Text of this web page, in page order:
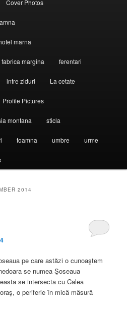
Cover Photos
marna
fabrica margina ferentari
intre ziduri La cetate
Profile Pictures
montana sticla
toamna umbre urme
2014
pe care astăzi o cunoaştem
se numea Şoseaua
se intersecta cu Calea
o periferie în mică măsură